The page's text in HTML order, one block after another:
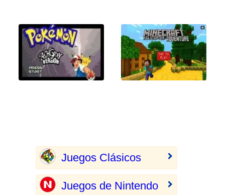
Juegos Clásicos
Juegos de Nintendo